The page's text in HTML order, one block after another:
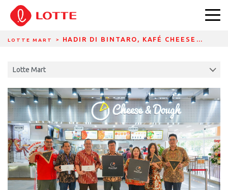
LOTTE MART DIVIDER BREADCRUMBS
HADIR DI BINTARO, KAFÉ CHEESE…